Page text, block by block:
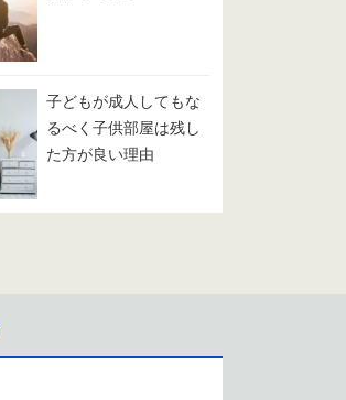
子どもが成人してもな
るべく子供部屋は残し
た方が良い理由